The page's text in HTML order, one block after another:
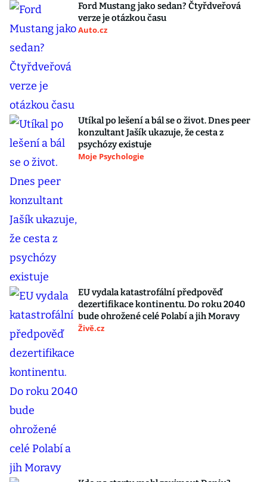
Ford Mustang jako sedan? Čtyřdveřová
verze je otázkou času
Auto.cz
Utíkal po lešení a bál se o život. Dnes peer
konzultant Jašík ukazuje, že cesta z
psychózy existuje
Moje Psychologie
EU vydala katastrofální předpověď
dezertifikace kontinentu. Do roku 2040
bude ohrožené celé Polabí a jih Moravy
Živě.cz